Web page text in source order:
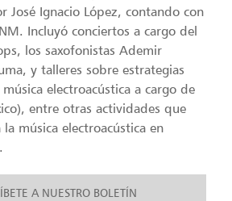
José Ignacio López, contando con
Incluyó conciertos a cargo del
los saxofonistas Ademir
y talleres sobre estrategias
electroacústica a cargo de
entre otras actividades que
música electroacústica en
A NUESTRO BOLETÍN